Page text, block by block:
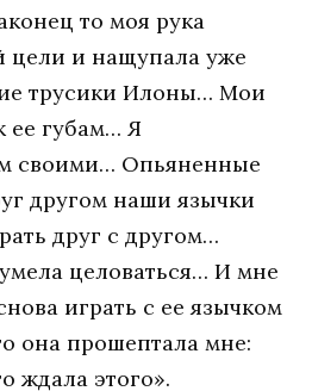
то моя рука
цели и нащупала уже
трусики Илоны… Мои
ее губам… Я
своими… Опьяненные
другом наши язычки
друг с другом…
целоваться… И мне
играть с ее язычком
она прошептала мне:
ждала этого».